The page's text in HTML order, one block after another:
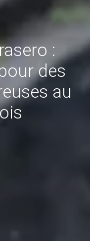
:
des
au